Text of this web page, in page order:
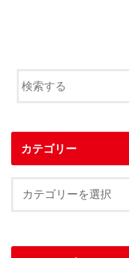
カテゴリー